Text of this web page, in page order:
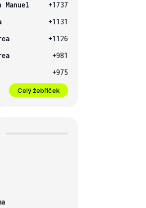
Manuel
+1737
+1131
+1126
+981
+975
Celý žebříček